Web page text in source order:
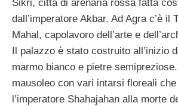
Sikri, città di arenaria rossa fatta
dall’imperatore Akbar. Ad Agra c’è il
Mahal, capolavoro dell’arte e
Il palazzo è stato costruito all’inizio
marmo bianco e pietre
mausoleo con vari intarsi floreali
l’imperatore Shahajahan alla morte